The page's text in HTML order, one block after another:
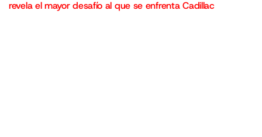
revela el mayor desafío al que se enfrenta Cadillac